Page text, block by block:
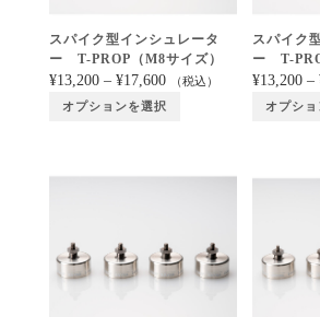
スパイク型インシュレータ
ー T-PROP（M8サイズ）
¥13,200– ¥17,600 （税込）
オプションを選択
スパイク
ー T-
¥13,200 –
オプシ